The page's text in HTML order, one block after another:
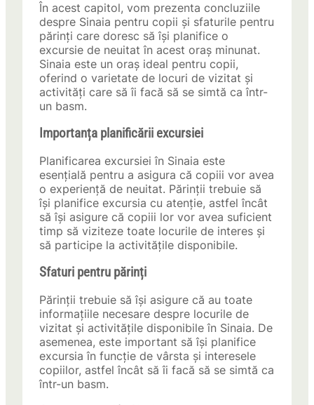
În acest capitol, vom prezenta concluziile
despre Sinaia pentru copii și sfaturile pentru
părinți care doresc să își planifice o
excursie de neuitat în acest oraș minunat.
Sinaia este un oraș ideal pentru copii,
oferind o varietate de locuri de vizitat și
activități care să îi facă să se simtă ca într-
un basm.
Importanța planificării excursiei
Planificarea excursiei în Sinaia este
esențială pentru a asigura că copiii vor avea
o experiență de neuitat. Părinții trebuie să
își planifice excursia cu atenție, astfel încât
să își asigure că copiii lor vor avea suficient
timp să viziteze toate locurile de interes și
să participe la activitățile disponibile.
Sfaturi pentru părinți
Părinții trebuie să își asigure că au toate
informațiile necesare despre locurile de
vizitat și activitățile disponibile în Sinaia. De
asemenea, este important să își planifice
excursia în funcție de vârsta și interesele
copiilor, astfel încât să îi facă să se simtă ca
într-un basm.